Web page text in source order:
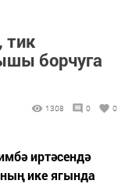
тик
борчуга
1308 0 0
иртәсендә
ике ягында